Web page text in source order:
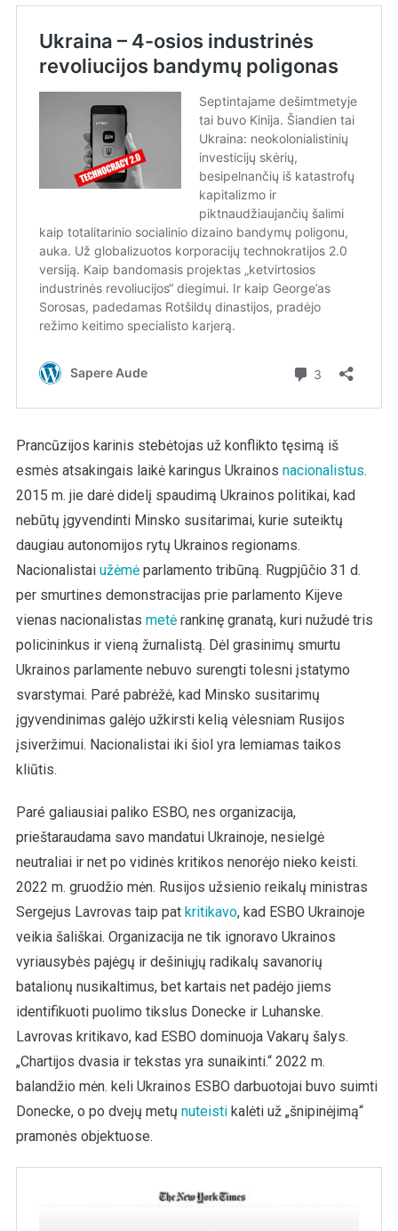
Prancūzijos karinis stebėtojas už konflikto tęsimą iš
esmės atsakingais laikė karingus Ukrainos nacionalistus.
2015 m. jie darė didelį spaudimą Ukrainos politikai, kad
nebūtų įgyvendinti Minsko susitarimai, kurie suteiktų
daugiau autonomijos rytų Ukrainos regionams.
Nacionalistai užėmėparlamento tribūną. Rugpjūčio 31 d.
per smurtines demonstracijas prie parlamento Kijeve
vienas nacionalistas metėrankinę granatą, kuri nužudė tris
policininkus ir vieną žurnalistą. Dėl grasinimų smurtu
Ukrainos parlamente nebuvo surengti tolesni įstatymo
svarstymai. Paré pabrėžė, kad Minsko susitarimų
įgyvendinimas galėjo užkirsti kelią vėlesniam Rusijos
įsiveržimui. Nacionalistai iki šiol yra lemiamas taikos
kliūtis.
Paré galiausiai paliko ESBO, nes organizacija,
prieštaraudama savo mandatui Ukrainoje, nesielgė
neutraliai ir net po vidinės kritikos nenorėjo nieko keisti.
2022 m. gruodžio mėn. Rusijos užsienio reikalų ministras
Sergejus Lavrovas taip pat kritikavo, kad ESBO Ukrainoje
veikia šališkai. Organizacija ne tik ignoravo Ukrainos
vyriausybės pajėgų ir dešiniųjų radikalų savanorių
batalionų nusikaltimus, bet kartais net padėjo jiems
identifikuoti puolimo tikslus Donecke ir Luhanske.
Lavrovas kritikavo, kad ESBO dominuoja Vakarų šalys.
„Chartijos dvasia ir tekstas yra sunaikinti.“ 2022 m.
balandžio mėn. keli Ukrainos ESBO darbuotojai buvo suimti
Donecke, o po dvejų metų nuteistikalėti už „šnipinėjimą“
pramonės objektuose.